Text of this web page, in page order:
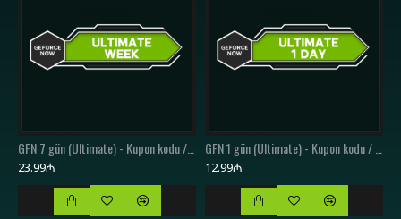
23.99₼ 12.99₼